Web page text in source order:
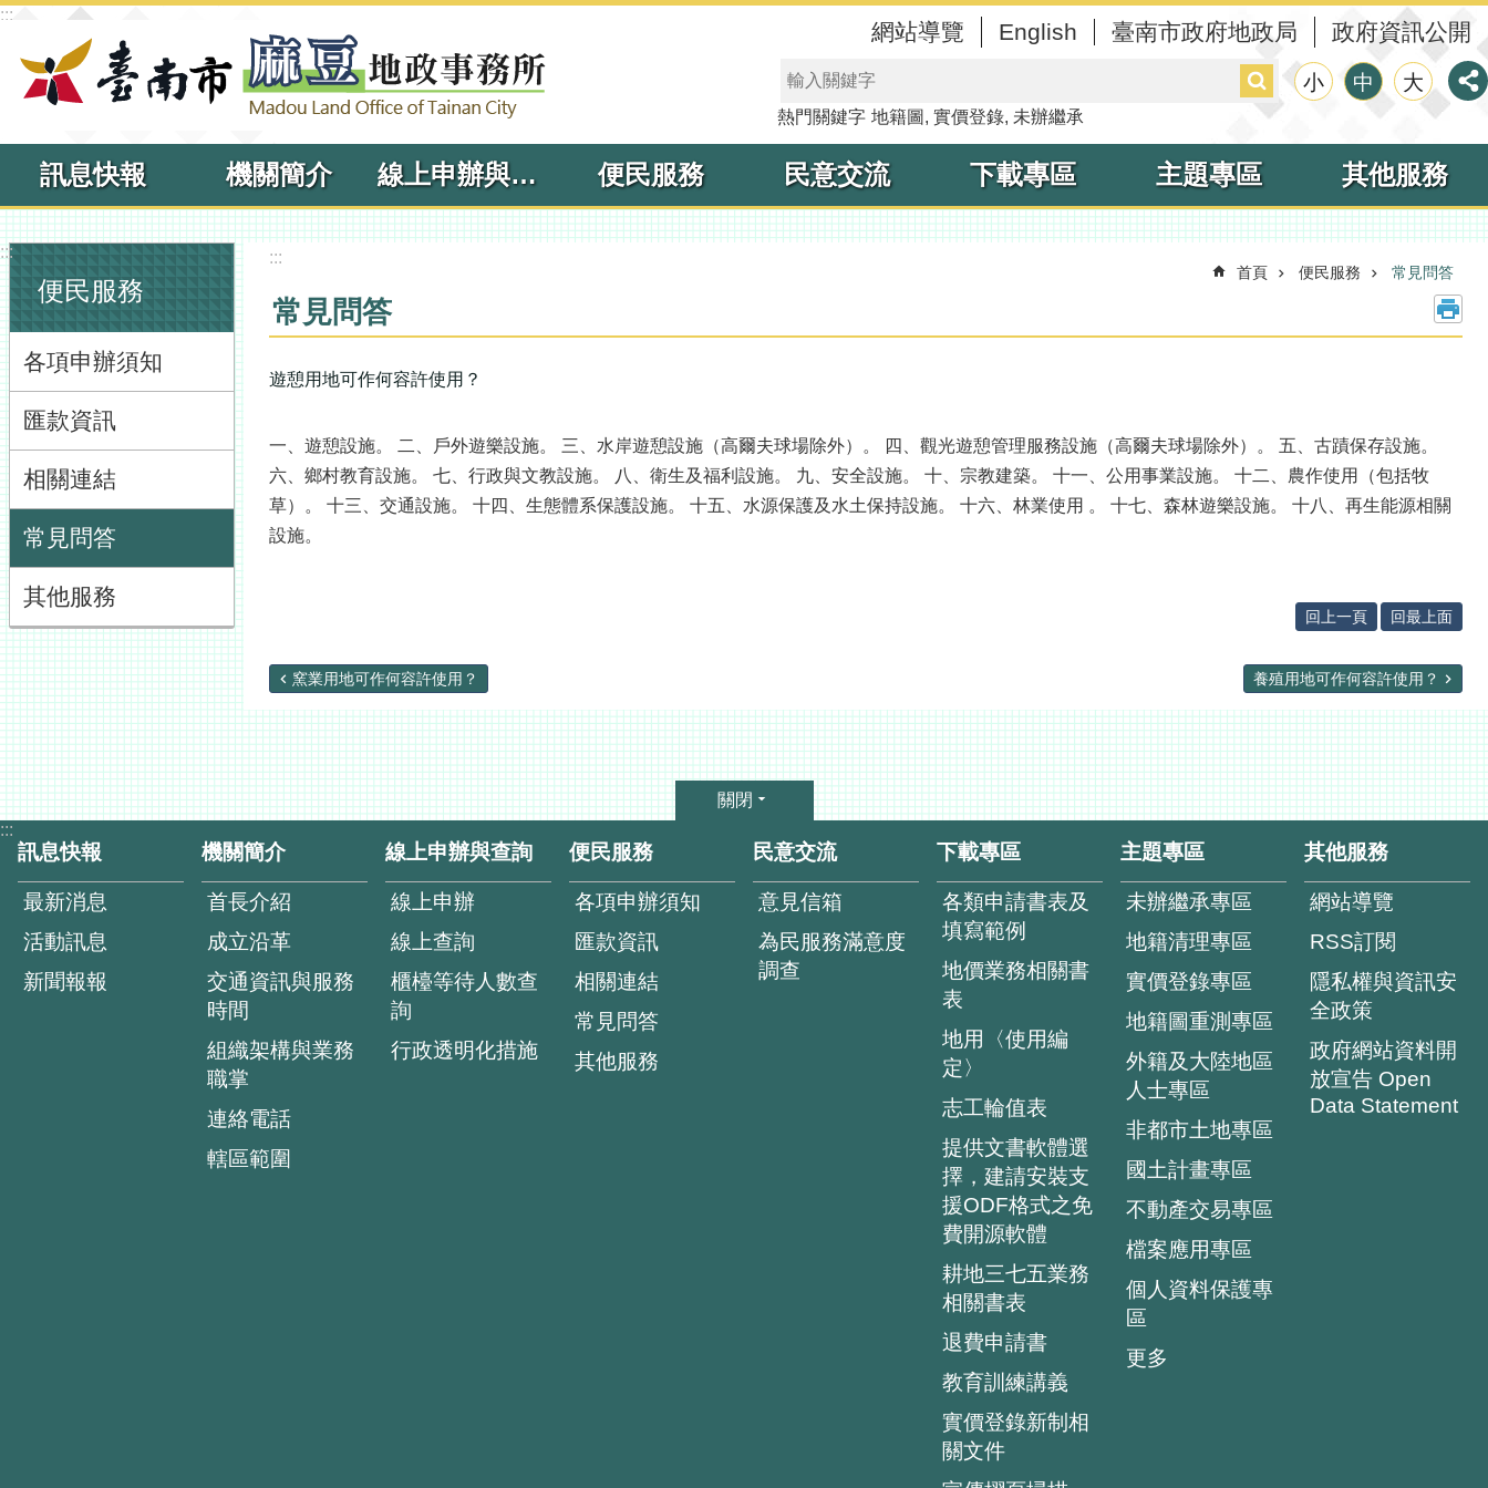
跳到主要內容區塊
:::
網站導覽 English 臺南市政府地政局 政府資訊公開
搜
尋 小 中 大
熱門關鍵字 地籍圖 實價登錄 未辦繼承
訊息快報 機關簡介 線上申辦與查詢 便民服務 民意交流 下載專區 主題專區 其他服務
:::
便民服務
各項申辦須知
匯款資訊
相關連結
常見問答
其他服務
:::
首頁 便民服務 常見問答
常見問答
遊憩用地可作何容許使用？
一、遊憩設施。 二、戶外遊樂設施。 三、水岸遊憩設施（高爾夫球場除外）。 四、觀光遊憩管理服務設施（高爾夫球場除外）。 五、古蹟保存設施。
六、鄉村教育設施。 七、行政與文教設施。 八、衛生及福利設施。 九、安全設施。 十、宗教建築。 十一、公用事業設施。 十二、農作使用（包括牧
草）。 十三、交通設施。 十四、生態體系保護設施。 十五、水源保護及水土保持設施。 十六、林業使用 。 十七、森林遊樂設施。 十八、再生能源相關
設施。
回上一頁 回最上面
窯業用地可作何容許使用？ 養殖用地可作何容許使用？
關閉
:::
訊息快報
最新消息
活動訊息
新聞報報
機關簡介
首長介紹
成立沿革
交通資訊與服務
時間
組織架構與業務
職掌
連絡電話
轄區範圍
線上申辦與查詢
線上申辦
線上查詢
櫃檯等待人數查
詢
行政透明化措施
便民服務
各項申辦須知
匯款資訊
相關連結
常見問答
其他服務
民意交流
意見信箱
為民服務滿意度
調查
下載專區
各類申請書表及
填寫範例
地價業務相關書
表
地用〈使用編
定〉
志工輪值表
提供文書軟體選
擇，建請安裝支
援ODF格式之免
費開源軟體
耕地三七五業務
相關書表
退費申請書
教育訓練講義
實價登錄新制相
關文件
主題專區
未辦繼承專區
地籍清理專區
實價登錄專區
地籍圖重測專區
外籍及大陸地區
人士專區
非都市土地專區
國土計畫專區
不動產交易專區
檔案應用專區
個人資料保護專
區
更多
其他服務
網站導覽
RSS訂閱
隱私權與資訊安
全政策
政府網站資料開
放宣告 Open
Data Statement